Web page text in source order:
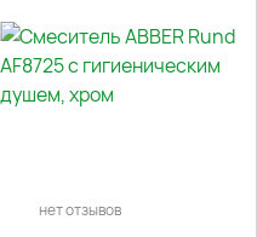
нет отзывов